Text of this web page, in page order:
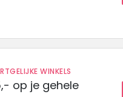
WINKELS
op je gehele